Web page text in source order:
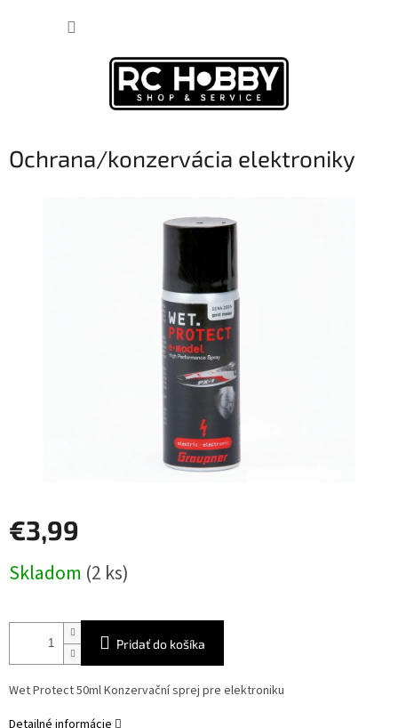
Ochrana/konzervácia elektroniky
€3,99
cena:
Skladom (2 ks)
Pridať do košíka
Wet Protect 50ml Konzervační sprej pre elektroniku